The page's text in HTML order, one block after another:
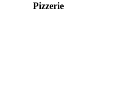
Pizzerie